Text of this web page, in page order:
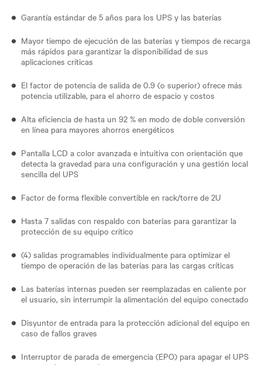
Garantía estándar de 5 años para los UPS y las baterías
Mayor tiempo de ejecución de las baterías y tiempos de recarga
más rápidos para garantizar la disponibilidad de sus
aplicaciones críticas
El factor de potencia de salida de 0.9 (o superior) ofrece más
potencia utilizable, para el ahorro de espacio y costos
Alta eficiencia de hasta un 92 % en modo de doble conversión
en línea para mayores ahorros energéticos
Pantalla LCD a color avanzada e intuitiva con orientación que
detecta la gravedad para una configuración y una gestión local
sencilla del UPS
Factor de forma flexible convertible en rack/torre de 2U
Hasta 7 salidas con respaldo con baterías para garantizar la
protección de su equipo crítico
(4) salidas programables individualmente para optimizar el
tiempo de operación de las baterías para las cargas críticas
Las baterías internas pueden ser reemplazadas en caliente por
el usuario, sin interrumpir la alimentación del equipo conectado
Disyuntor de entrada para la protección adicional del equipo en
caso de fallos graves
Interruptor de parada de emergencia (EPO) para apagar el UPS